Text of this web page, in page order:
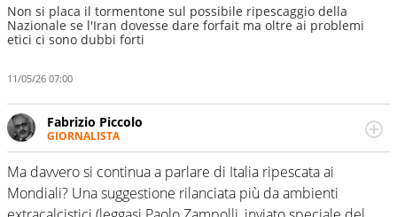
Non si placa il tormentone sul possibile ripescaggio della
Nazionale se l'Iran dovesse dare forfait ma oltre ai problemi
etici ci sono dubbi forti
11/05/26 07:00
Fabrizio Piccolo
GIORNALISTA
Nella sua carriera ha seguito numerose manifestazioni
sportive e collaborato con agenzie e testate. Esperienza,
competenza, conoscenza e memoria storica. Si occupa
prevalentemente di calcio
Ma davvero si continua a parlare di Italia ripescata ai
Mondiali? Una suggestione rilanciata più da ambienti